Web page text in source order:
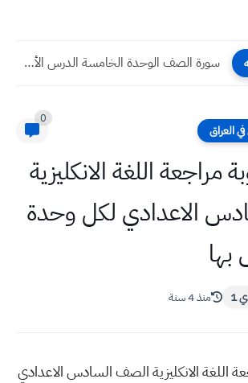
وثيقة تجديد الاجازة ونقلها ٢٠٢٤ ٢٠٢٥ للمدارس والمعاهد الاهلية
العراق
0
مراجعة اللغة الانكليزية
الاعدادي لكل وحدة
بها
1 منذ 4 سنة
اللغة الانكليزية الصف السادس الاعدادي